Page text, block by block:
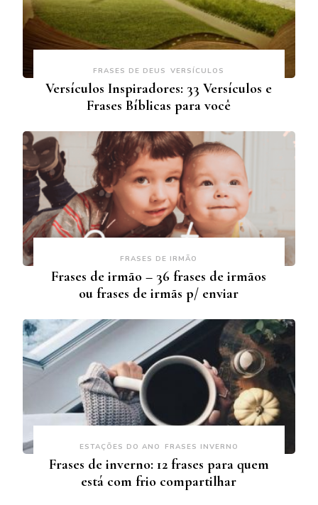
FRASES DE DEUS VERSÍCULOS
Versículos Inspiradores: 33 Versículos e
Frases Bíblicas para você
FRASES DE IRMÃO
Frases de irmão – 36 frases de irmãos
ou frases de irmãs p/ enviar
ESTAÇÕES DO ANO FRASES INVERNO
Frases de inverno: 12 frases para quem
está com frio compartilhar